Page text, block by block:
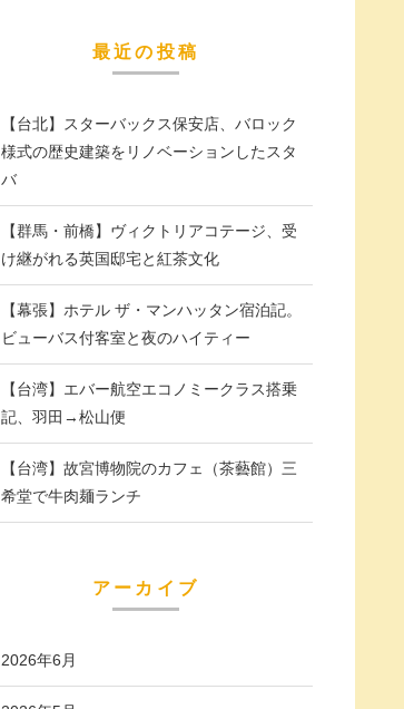
最近の投稿
【台北】スターバックス保安店、バロック
様式の歴史建築をリノベーションしたスタ
バ
【群馬・前橋】ヴィクトリアコテージ、受
け継がれる英国邸宅と紅茶文化
【幕張】ホテル ザ・マンハッタン宿泊記。
ビューバス付客室と夜のハイティー
【台湾】エバー航空エコノミークラス搭乗
記、羽田→松山便
【台湾】故宮博物院のカフェ（茶藝館）三
希堂で牛肉麺ランチ
アーカイブ
2026年6月